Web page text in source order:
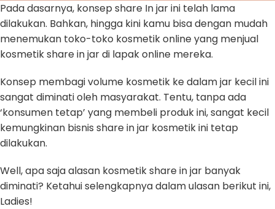
Pada dasarnya, konsep share In jar ini telah lama
dilakukan. Bahkan, hingga kini kamu bisa dengan mudah
menemukan toko-toko kosmetik online yang menjual
kosmetik share in jar di lapak online mereka.
Konsep membagi volume kosmetik ke dalam jar kecil ini
sangat diminati oleh masyarakat. Tentu, tanpa ada
‘konsumen tetap’ yang membeli produk ini, sangat kecil
kemungkinan bisnis share in jar kosmetik ini tetap
dilakukan.
Well, apa saja alasan kosmetik share in jar banyak
diminati? Ketahui selengkapnya dalam ulasan berikut ini,
Ladies!